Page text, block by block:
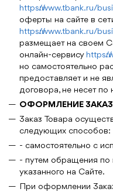
https://www.tbank.ru/
оферты на сайте в
https://www.tbank.ru/
размещает на своем
онлайн-сервису
но самостоятельно
предоставляет и не
договора, не несет по
ОФОРМЛЕНИЕ
Заказ Товара
следующих способов:
- самостоятельно с
- путем обращения по
указанного на Сайте.
При оформлении